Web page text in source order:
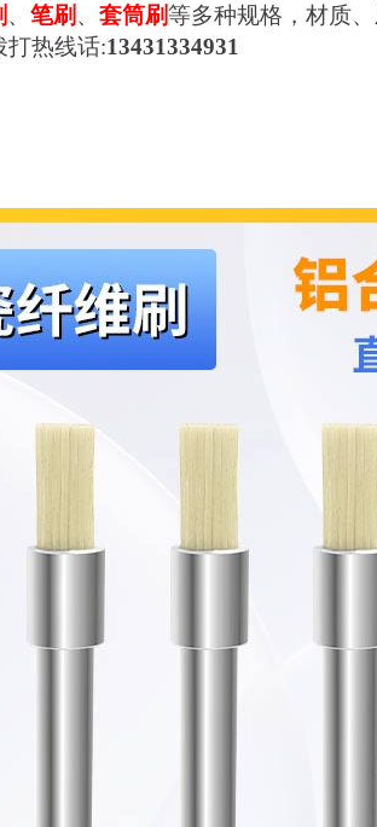
、笔刷 、套筒刷等多种规格，材质
打热线话:13431334931